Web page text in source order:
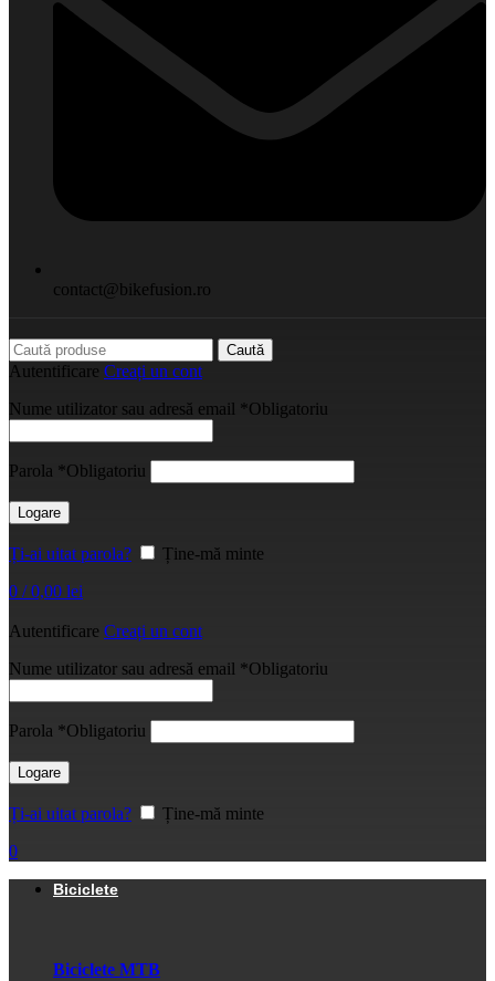
contact@bikefusion.ro
Caută
Autentificare Creați un cont
Nume utilizator sau adresă email *Obligatoriu
Parola *Obligatoriu
Logare
Ți-ai uitat parola?
Ține-mă minte
0 / 0,00 lei
Autentificare Creați un cont
Nume utilizator sau adresă email *Obligatoriu
Parola *Obligatoriu
Logare
Ți-ai uitat parola?
Ține-mă minte
0
Biciclete
Biciclete MTB